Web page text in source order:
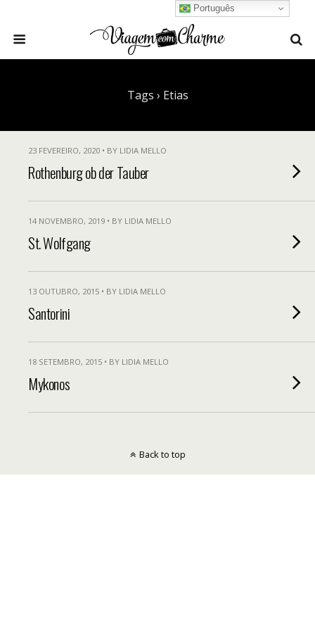
Tags › Etias
23 FEVEREIRO, 2020 • BY LIDIA MELLO
Rothenburg ob der Tauber
14 NOVEMBRO, 2019 • BY LIDIA MELLO
St. Wolfgang
13 OUTUBRO, 2015 • BY LIDIA MELLO
Santorini
18 SETEMBRO, 2015 • BY LIDIA MELLO
Mykonos
Português
Back to top